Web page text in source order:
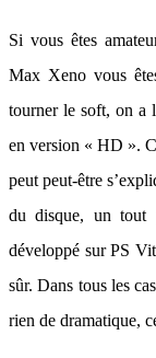
Si vous êtes
Max Xeno vous
tourner le soft, on a
en version « HD ».
peut peut-être
du disque, un tout
développé sur PS
sûr. Dans tous les
rien de dramatique,